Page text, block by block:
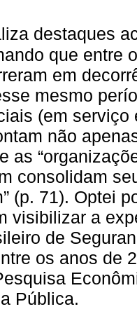
destaques
que entre
em
mesmo
(em
não
as
consolidam
(p. 71). Optei
visibilizar a
de
os anos de
Pública.